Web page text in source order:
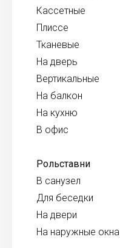
Кассетные
Плиссе
Тканевые
На дверь
Вертикальные
На балкон
На кухню
В офис
Рольставни
В санузел
Для беседки
На двери
На наружные окна